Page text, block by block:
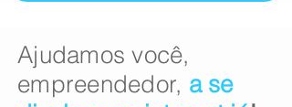
​​Ajudamos você,
empreendedor, a se